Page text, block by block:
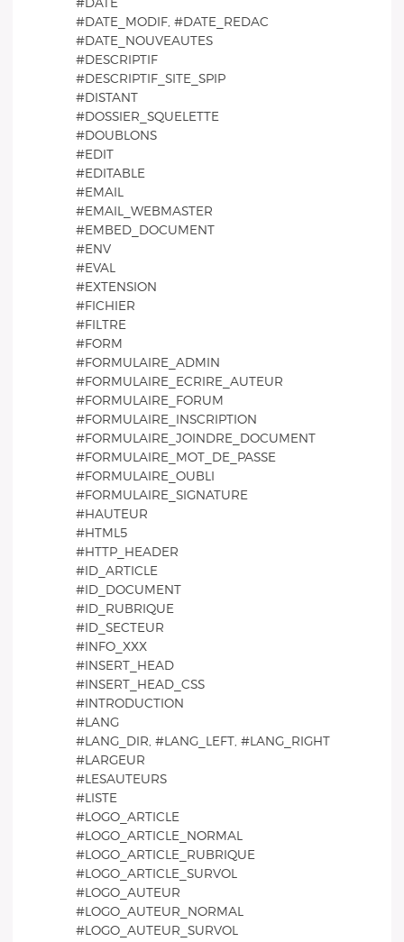
#DATE
#DATE_MODIF, #DATE_REDAC
#DATE_NOUVEAUTES
#DESCRIPTIF
#DESCRIPTIF_SITE_SPIP
#DISTANT
#DOSSIER_SQUELETTE
#DOUBLONS
#EDIT
#EDITABLE
#EMAIL
#EMAIL_WEBMASTER
#EMBED_DOCUMENT
#ENV
#EVAL
#EXTENSION
#FICHIER
#FILTRE
#FORM
#FORMULAIRE_ADMIN
#FORMULAIRE_ECRIRE_AUTEUR
#FORMULAIRE_FORUM
#FORMULAIRE_INSCRIPTION
#FORMULAIRE_JOINDRE_DOCUMENT
#FORMULAIRE_MOT_DE_PASSE
#FORMULAIRE_OUBLI
#FORMULAIRE_SIGNATURE
#HAUTEUR
#HTML5
#HTTP_HEADER
#ID_ARTICLE
#ID_DOCUMENT
#ID_RUBRIQUE
#ID_SECTEUR
#INFO_XXX
#INSERT_HEAD
#INSERT_HEAD_CSS
#INTRODUCTION
#LANG
#LANG_DIR, #LANG_LEFT, #LANG_RIGHT
#LARGEUR
#LESAUTEURS
#LISTE
#LOGO_ARTICLE
#LOGO_ARTICLE_NORMAL
#LOGO_ARTICLE_RUBRIQUE
#LOGO_ARTICLE_SURVOL
#LOGO_AUTEUR
#LOGO_AUTEUR_NORMAL
#LOGO_AUTEUR_SURVOL